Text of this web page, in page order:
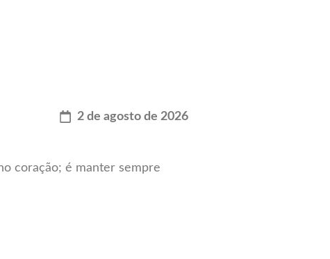
2 de agosto de 2026
coração; é manter sempre